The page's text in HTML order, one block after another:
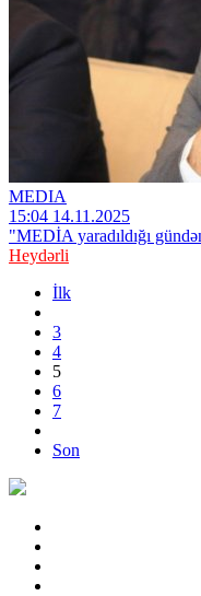
MEDIA
15:04 14.11.2025
"MEDİA yaradıldığı
Heydərli
İlk
3
4
5
6
7
Son